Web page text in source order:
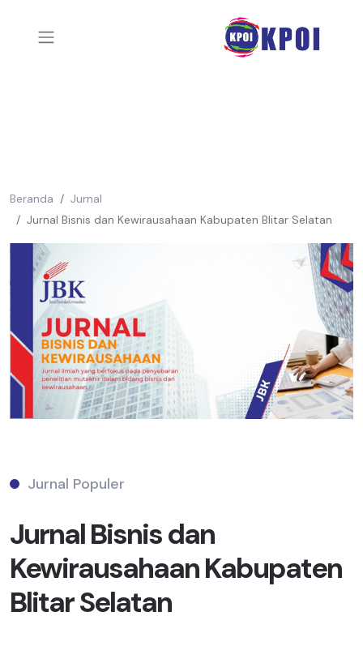
Beranda
Jurnal
Jurnal Bisnis dan Kewirausahaan Kabupaten Blitar Selatan
Jurnal Populer
Jurnal Bisnis dan
Kewirausahaan Kabupaten
Blitar Selatan